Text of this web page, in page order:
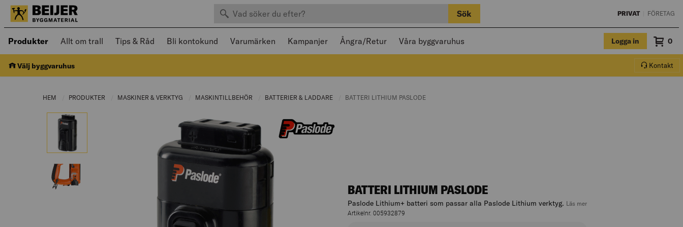
Sök efter produkter Sök PRIVAT FÖRETAG
Produkter Öppnad meny kan navigeras med piltangenter och stängas med Escape
Allt om trall Tips & Råd Bli kontokund Varumärken Kampanjer Ångra/Retur Våra byggvaruhus Logga in 0
Välj byggvaruhus Kontakt
HEM PRODUKTER CURRENT PAGE:
MASKINER & VERKTYG CURRENT PAGE:
MASKINTILLBEHÖR CURRENT PAGE:
BATTERIER & LADDARE CURRENT PAGE:
CURRENT PAGE:
BATTERI LITHIUM PASLODE
BATTERI LITHIUM PASLODE
Paslode Lithium+ batteri som passar alla Paslode Lithium verktyg. Läs mer
Artikelnr. 005932879